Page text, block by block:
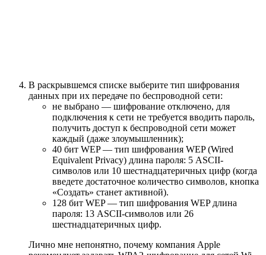
В раскрывшемся списке выберите тип шифрования
данных при их передаче по беспроводной сети:
не выбрано — шифрование отключено, для
подключения к сети не требуется вводить пароль,
получить доступ к беспроводной сети может
каждый (даже злоумышленник);
40 бит WEP — тип шифрования WEP (Wired
Equivalent Privacy) длина пароля: 5 ASCII-
символов или 10 шестнадцатеричных цифр (когда
введете достаточное количество символов, кнопка
«Создать» станет активной).
128 бит WEP — тип шифрования WEP длина
пароля: 13 ASCII-символов или 26
шестнадцатеричных цифр.
Лично мне непонятно, почему компания Apple